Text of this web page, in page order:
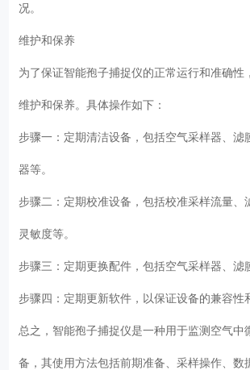
况。
维护和保养
为了保证智能孢子捕捉仪的正常运行和准确性
维护和保养。具体操作如下：
步骤一：定期清洁设备，包括空气采样器、滤
器等。
步骤二：定期校准设备，包括校准采样流量、
灵敏度等。
步骤三：定期更换配件，包括空气采样器、滤
步骤四：定期更新软件，以保证设备的兼容性
总之，智能孢子捕捉仪是一种用于监测空气中
备，其使用方法包括前期准备、采样操作、数